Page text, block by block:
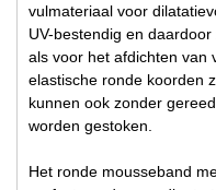
vulmateriaal voor
UV-bestendig en
als voor het afdichten van
elastische ronde koorden
kunnen ook zonder
worden gestoken.
Het ronde mousseband